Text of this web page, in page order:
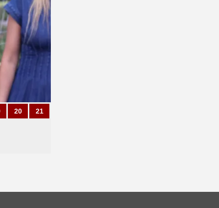
20 21